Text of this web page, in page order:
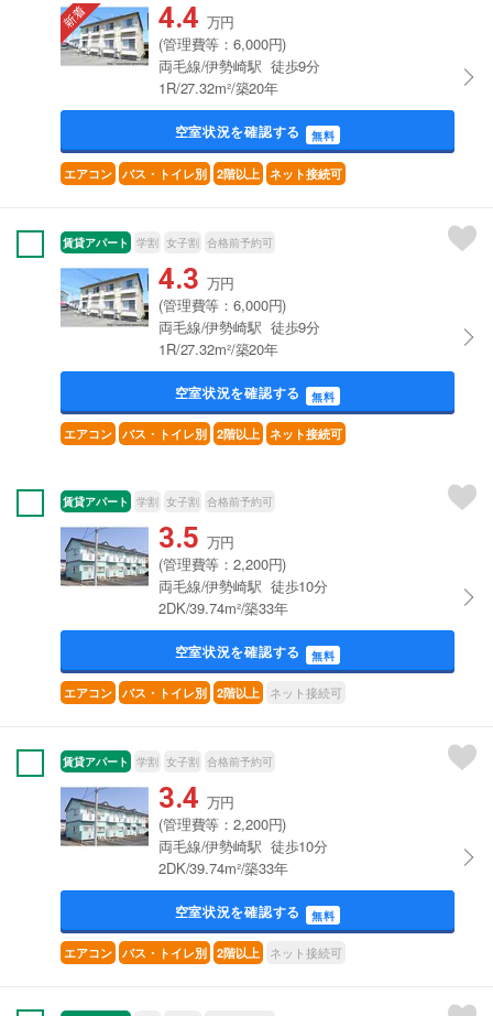
4.4 万円
(管理費等：6,000円)
両毛線/伊勢崎駅 徒歩9分
1R/27.32m²/築20年
空室状況を確認する 無料
エアコン バス・トイレ別 2階以上 ネット接続可
賃貸アパート 学割 女子割 合格前予約可
4.3 万円
(管理費等：6,000円)
両毛線/伊勢崎駅 徒歩9分
1R/27.32m²/築20年
空室状況を確認する 無料
エアコン バス・トイレ別 2階以上 ネット接続可
賃貸アパート 学割 女子割 合格前予約可
3.5 万円
(管理費等：2,200円)
両毛線/伊勢崎駅 徒歩10分
2DK/39.74m²/築33年
空室状況を確認する 無料
エアコン バス・トイレ別 2階以上 ネット接続可
賃貸アパート 学割 女子割 合格前予約可
3.4 万円
(管理費等：2,200円)
両毛線/伊勢崎駅 徒歩10分
2DK/39.74m²/築33年
空室状況を確認する 無料
エアコン バス・トイレ別 2階以上 ネット接続可